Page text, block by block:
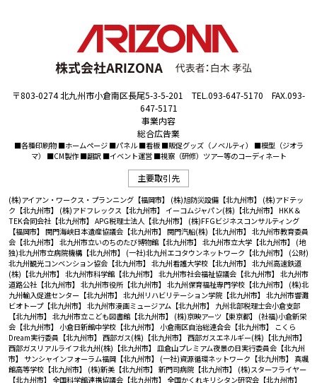
〒803-0274 北九州市小倉南区長尾5-3-5-201 TEL.093-647-5170 FAX.093-
647-5171
事業内容
総合広告業
■各種印刷物 ■ホームページ ■パネル ■看板 ■販促グッズ（ノベルティ） ■模型（ジオラ
マ） ■CM製作 ■翻訳 ■イベント運営 ■視察（研修）ツアー等のコーディネート
主要取引先
(株)アイアン・ワークス・プランニング【福岡市】 (株)旭防災設備【北九州市】 (株)アドテッ
ク【北九州市】 (株)アドフレックス【北九州市】 イーコムジャパン(株)【北九州市】 HKK＆
TEK合同会社【北九州市】 APG税理士法人【北九州市】 (株)FFGビジネスコンサルティング
【福岡市】 関門海峡日本遺産協議会【北九州市】 関門汽船(株)【北九州市】 北九州市教育委員
会【北九州市】 北九州市立いのちのたび博物館【北九州市】 北九州市立大学【北九州市】 (地
独)北九州市立病院機構【北九州市】 (一社)北九州エコタウンネットワーク【北九州市】 (公財)
北九州観光コンベンション協会【北九州市】 北九州看護大学校【北九州市】 北九州高速鉄道
(株)【北九州市】 北九州市科学館【北九州市】 北九州市社会福祉協議会【北九州市】 北九州市
道路公社【北九州市】 北九州市役所【北九州市】 北九州保育福祉専門学校【北九州市】 (株)北
九州輸入促進センター【北九州市】 北九州リハビリテーション学院【北九州市】 北九州市響灘
ビオトープ【北九州市】 北九州市漫画ミュージアム【北九州市】 九州北部税理士会小倉支部
【北九州市】 北九州市立こども図書館【北九州市】 (株)京映アーツ【東京都】 (社福)小倉新栄
会【北九州市】 小倉日新館中学校【北九州市】 小倉南区自治総連合会【北九州市】
こくら
Dream実行委員【北九州市】 西部ガス(株)【北九州市】 西部ガスエネルギー(株)【北九州市】
西部ガスリアルライフ北九州(株)【北九州市】 皿倉山プレミアム夜景の日実行委員会【北九州
市】 サンシャインフォーラム福岡【北九州市】 (一社)資源循環ネットワーク【北九州市】 真颯
館高等学校【北九州市】 (株)新美【北九州市】 新門司病院【北九州市】 (株)スターフライヤー
【北九州市】 全国科学館連携協議会【北九州市】 全国かくれキリシタン研究会【北九州市】